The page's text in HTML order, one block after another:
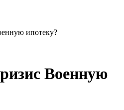
ипотеку?
Военную